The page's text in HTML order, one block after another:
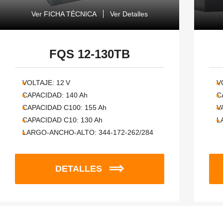
Ver FICHA TÉCNICA Ver Detalles
FQS 12-130TB
VOLTAJE: 12 V
CAPACIDAD: 140Ah
CAPACIDAD C100: 155Ah
CAPACIDAD C10: 130Ah
LARGO-ANCHO-ALTO: 344-172-262/284
DETALLES